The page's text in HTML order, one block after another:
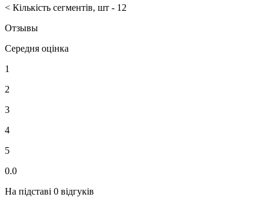
< Кількість сегментів, шт - 12
Отзывы
Середня оцінка
1
2
3
4
5
0.0
На підставі 0 відгуків